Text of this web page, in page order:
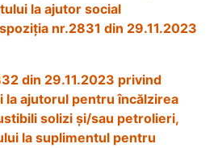
la ajutor social
nr.2831 din 29.11.2023
din 29.11.2023 privind
la ajutorul pentru încălzirea
solizi și/sau petrolieri,
la suplimentul pentru